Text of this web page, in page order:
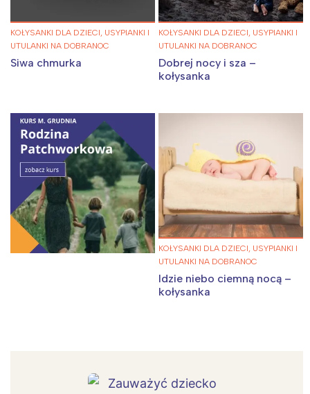
KOŁYSANKI DLA DZIECI, USYPIANKI I
UTULANKI NA DOBRANOC
Siwa chmurka
KOŁYSANKI DLA DZIECI, USYPIANKI I
UTULANKI NA DOBRANOC
Dobrej nocy i sza –
kołysanka
KOŁYSANKI DLA DZIECI, USYPIANKI I
UTULANKI NA DOBRANOC
Idzie niebo ciemną nocą –
kołysanka